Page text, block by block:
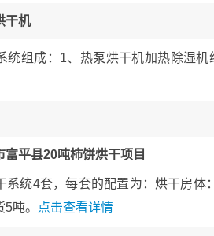
干机
统组成：1、热泵烘干机加热除湿机
平县20吨柿饼烘干项目
系统4套，每套的配置为：烘干房体
吨。
点击查看详情